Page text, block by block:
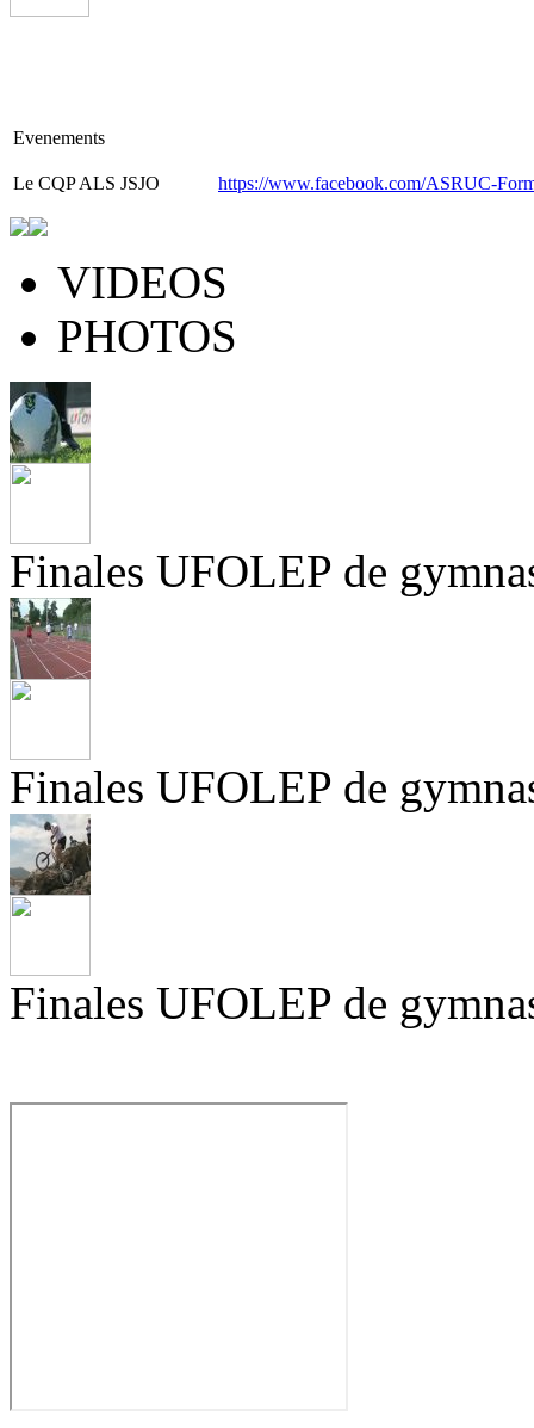
Evenements
Le CQP ALS JSJO https://www.facebook.com/ASRUC-
VIDEOS
PHOTOS
Finales UFOLEP de
Finales UFOLEP de
Finales UFOLEP de